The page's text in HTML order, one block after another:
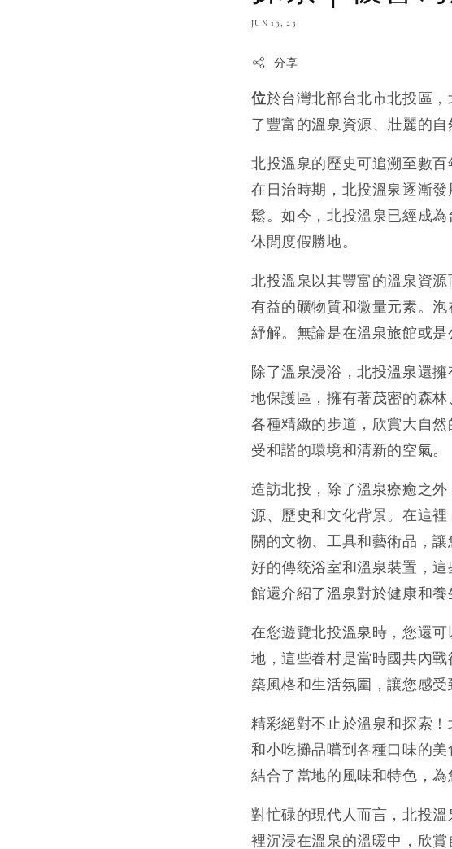
JUN 13, 23
分享
位於台灣北部台北市北投區
了豐富的溫泉資源、壯麗的
北投溫泉的歷史可追溯至數
在日治時期，北投溫泉逐漸
鬆。如今，北投溫泉已經成
休閒度假勝地。
北投溫泉以其豐富的溫泉資
有益的礦物質和微量元素。
紓解。無論是在溫泉旅館或
除了溫泉浸浴，北投溫泉還
地保護區，擁有著茂密的森
各種精緻的步道，欣賞大自
受和諧的環境和清新的空氣。
造訪北投，除了溫泉療癒之
源、歷史和文化背景。在這
關的文物、工具和藝術品，
好的傳統浴室和溫泉裝置，
館還介紹了溫泉對於健康和養
在您遊覽北投溫泉時，您還
地，這些眷村是當時國共內
築風格和生活氛圍，讓您感受
精彩絕對不止於溫泉和探索
和小吃攤品嚐到各種口味的
結合了當地的風味和特色，為
對忙碌的現代人而言，北投
裡沉浸在溫泉的溫暖中，欣